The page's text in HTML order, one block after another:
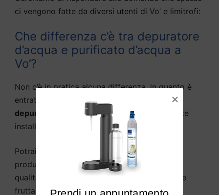
ci vengono fatte da diversi utenti di Vo’ e limitrofi:
Che differenza c’è tra depuratore
d’acqua e purificato d’acqua a
Vo’?
Non c’è in pratica alcuna differenza, in quanto è
entrata nella lingua parlata la definizione di
depuratore d’acqua come sistema solitamente
installato sotto il lavello della cucina.
Potrai purificare l’acqua potabile di Vo’
produrre acqua potabile e di cottura di alta
qualità, abbeverare animali, piante, sciacquare
frutta e verdura, ecc.